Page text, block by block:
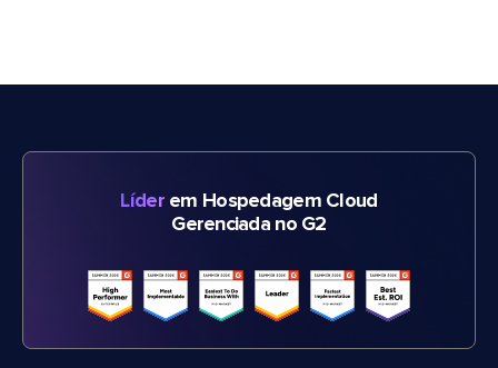
Líderem Hospedagem Cloud
Gerenciada no G2